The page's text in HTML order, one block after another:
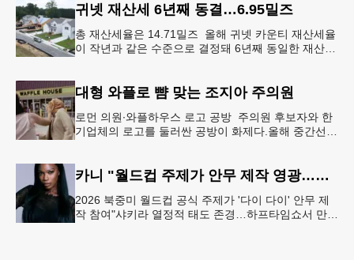
귀넷 재산세 6년째 동결…6.95밀즈
총 재산세율은 14.71밀즈 올해 귀넷 카운티 재산세율
이 작년과 같은 수준으로 결정돼 6년째 동일한 재산세
대형 와플로 뺨 맞는 조지아 주의원
로먼 의원∙와플하우스 로고 공방 주의원 후보자와 한
기업체의 로고를 둘러싼 공방이 화제다.올해 중간선거
카니 "월드컵 주제가 안무 제작 영광…춤은 국경 없는 언어"
2026 북중미 월드컵 공식 주제가 '다이 다이' 안무 제
작 참여"샤키라 열정적 태도 존경…하프타임쇼서 만난